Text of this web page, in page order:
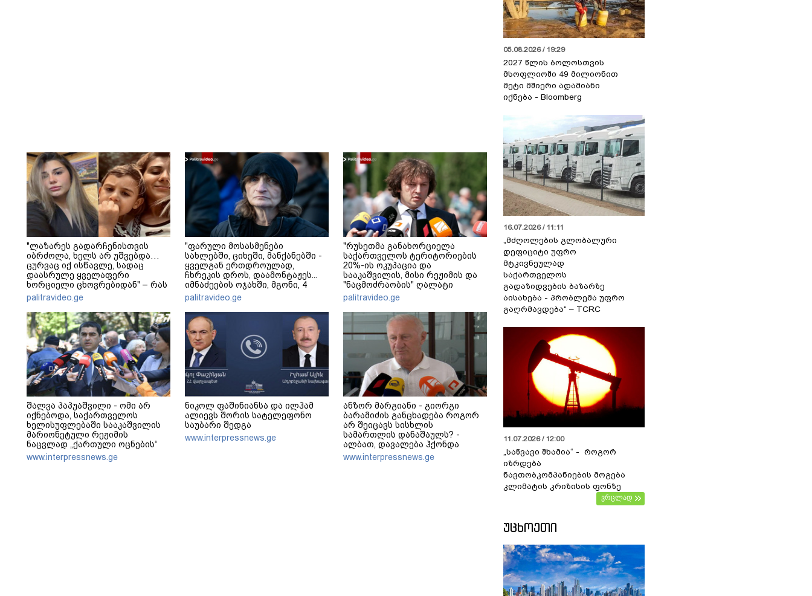
"ლაზარეს გადარჩენისთვის
იბრძოლა, ხელს არ უშვებდა…
ცურვაც იქ ისწავლე, სადაც
დაასრულე ყველაფერი
ხორციელი ცხოვრებიდან" – რას
წერს ხობში დაღუპული დედა-
შვილის ახლობელი?
palitravideo.ge
"ფარული მოსასმენები
სახლებში, ციხეში, მანქანებში -
ყველგან ერთდროულად,
ჩხრეკის დროს, დაამონტაჟეს...
იმნაძეების ოჯახში, მგონი, 4
მოსასმენი იყო..." - ეკა კუპატაძე
palitravideo.ge
"რუსეთმა განახორციელა
საქართველოს ტერიტორიების
20%-ის ოკუპაცია და
სააკაშვილის, მისი რეჟიმის და
"ნაცმოძრაობის" ღალატი
ვერანაირად ვერ გადაფარავს
ამ დანაშაულს" - ირაკლი
კობახიძე
palitravideo.ge
შალვა პაპუაშვილი - ომი არ
იქნებოდა, საქართველოს
ხელისუფლებაში სააკაშვილის
მარიონეტული რეჟიმის
ნაცვლად „ქართული ოცნების“
მსგავსი პატრიოტული ძალა რომ
ყოფილიყო, თუ 2008 წლის ომი
www.interpressnews.ge
ნიკოლ ფაშინიანსა და ილჰამ
ალიევს შორის სატელეფონო
საუბარი შედგა
www.interpressnews.ge
ანზორ მარგიანი - გიორგი
ბარამიძის განცხადება როგორ
არ შეიცავს სისხლის
სამართლის დანაშაულს? -
ალბათ, დავალება ჰქონდა
ვიღაცისგან, თორემ როგორ
შეიძლებოდა ამის თქმა?
www.interpressnews.ge
05.08.2026 / 19:29
2027 წლის ბოლოსთვის
მსოფლიოში 49 მილიონით
მეტი მშიერი ადამიანი
იქნება - Bloomberg
16.07.2026 / 11:11
„მძღოლების გლობალური
დეფიციტი უფრო
მტკივნეულად
საქართველოს
გადაზიდვების ბაზარზე
აისახება - პრობლემა უფრო
გაღრმავდება“ – TCRC
11.07.2026 / 12:00
„საწვავი შხამია“ - როგორ
იზრდება
ნავთობკომპანიების მოგება
კლიმატის კრიზისის ფონზე
ვრცლად
ᲣᲪᲮᲝᲔᲗᲘ